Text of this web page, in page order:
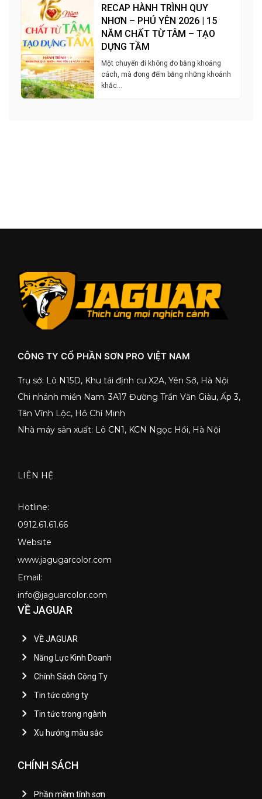
RECAP HÀNH TRÌNH QUY
NHƠN – PHÚ YÊN 2026 | 15
NĂM CHẤT TỪ TÂM – TẠO
DỰNG TẦM
Một chuyến đi không đo bằng khoảng
cách, mà đong đếm bằng những khoảnh
khắc…
CÔNG TY CỔ PHẦN SƠN PRO VIỆT NAM
Trụ sở: Lô N15D, Khu tái định cư X2A, Yên Sở, Hà Nội
Chi nhánh miền Nam: 3A17 Đường Trần Văn Giàu, Ấp 3,
Tân Vĩnh Lộc, Hồ Chí Minh
Nhà máy sản xuất: Lô CN1, KCN Ngọc Hồi, Hà Nội
LIÊN HỆ
Hotline:
0912.61.61.66
Website
www.jagugarcolor.com
Email:
info@jaguarcolor.com
VỀ JAGUAR
VỀ JAGUAR
Năng Lực Kinh Doanh
Chính Sách Công Ty
Tin tức công ty
Tin tức trong ngành
Xu hướng màu sắc
CHÍNH SÁCH
Phần mềm tính sơn